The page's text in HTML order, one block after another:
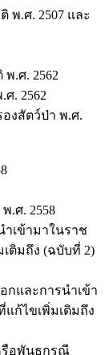
.ศ. 2507 และ
.ศ. 2562
. 2562
งสัตว์ป่า พ.ศ.
.ศ. 2558
เข้ามาในราช
ติมถึง (ฉบับที่ 2)
และการนำเข้า
ก้ไขเพิ่มเติมถึง
รือพันธกรณี